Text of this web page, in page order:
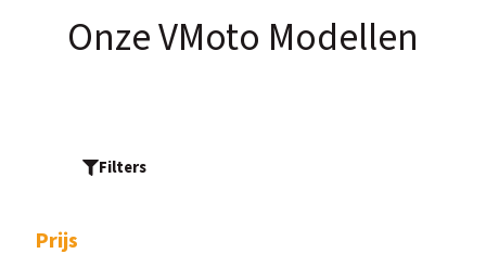
Onze VMoto Modellen
Filters
Prijs